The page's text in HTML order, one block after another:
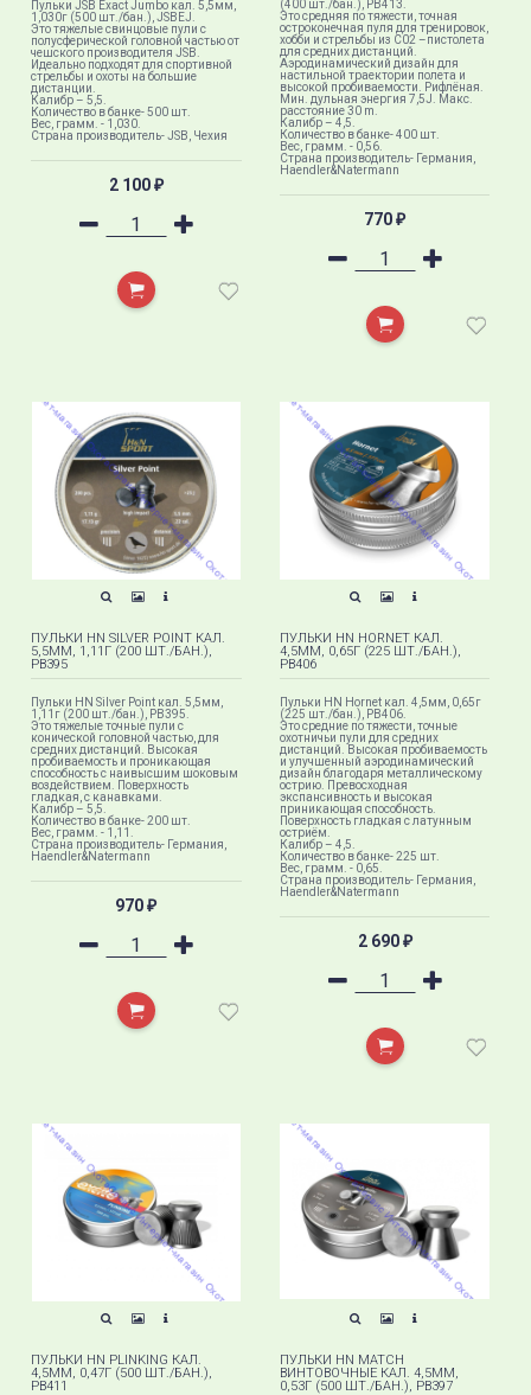
Пульки JSB Exact Jumbo кал. 5,5мм,
1,030г (500 шт./бан.), JSBEJ.
Это тяжелые свинцовые пули с
полусферической головной частью от
чешского производителя JSB.
Идеально подходят для спортивной
стрельбы и охоты на большие
дистанции.
Калибр – 5,5.
Количество в банке- 500 шт.
Вес, грамм. - 1,030.
Страна производитель- JSB, Чехия
2 100 ₽
(400 шт./бан.), PB413.
Это средняя по тяжести, точная
остроконечная пуля для тренировок,
хобби и стрельбы из C02 –пистолета
для средних дистанций.
Аэродинамический дизайн для
настильной траектории полета и
высокой пробиваемости. Рифлёная.
Мин. дульная энергия 7,5J. Макс.
расстояние 30 m.
Калибр – 4,5.
Количество в банке- 400 шт.
Вес, грамм. - 0,56.
Страна производитель- Германия,
Haendler&Natermann
770₽
ПУЛЬКИ HN SILVER POINT КАЛ.
5,5ММ, 1,11Г (200 ШТ./БАН.),
PB395
Пульки HN Silver Point кал. 5,5мм,
1,11г (200 шт./бан.), PB395.
Это тяжелые точные пули с
конической головной частью, для
средних дистанций. Высокая
пробиваемость и проникающая
способность с наивысшим шоковым
воздействием. Поверхность
гладкая, с канавками.
Калибр – 5,5.
Количество в банке- 200 шт.
Вес, грамм. - 1,11.
Страна производитель- Германия,
Haendler&Natermann
970₽
ПУЛЬКИ HN HORNET КАЛ.
4,5ММ, 0,65Г (225 ШТ./БАН.),
PB406
Пульки HN Hornet кал. 4,5мм, 0,65г
(225 шт./бан.), PB406.
Это средние по тяжести, точные
охотничьи пули для средних
дистанций. Высокая пробиваемость
и улучшенный аэродинамический
дизайн благодаря металлическому
острию. Превосходная
экспансивность и высокая
приникающая способность.
Поверхность гладкая с латунным
остриём.
Калибр – 4,5.
Количество в банке- 225 шт.
Вес, грамм. - 0,65.
Страна производитель- Германия,
Haendler&Natermann
2 690 ₽
ПУЛЬКИ HN PLINKING КАЛ.
4,5ММ, 0,47Г (500 ШТ./БАН.),
PB411
ПУЛЬКИ HN MATCH
ВИНТОВОЧНЫЕ КАЛ. 4,5ММ,
0,53Г (500 ШТ./БАН.), PB397